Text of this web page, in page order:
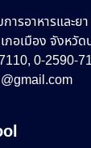
ารอาหารและ
ภอเมือง จังหวั
0-2590-